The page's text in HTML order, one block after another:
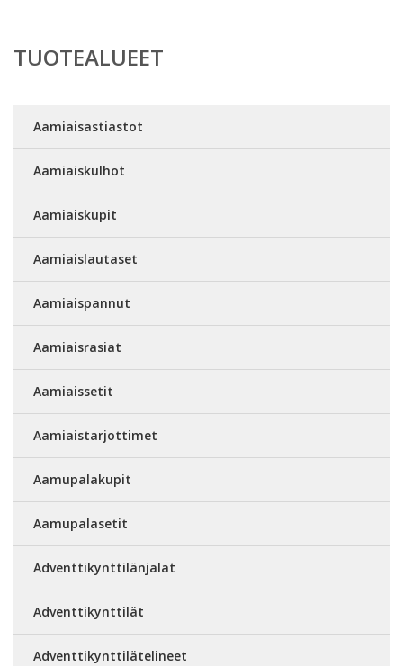
TUOTEALUEET
Aamiaisastiastot
Aamiaiskulhot
Aamiaiskupit
Aamiaislautaset
Aamiaispannut
Aamiaisrasiat
Aamiaissetit
Aamiaistarjottimet
Aamupalakupit
Aamupalasetit
Adventtikynttilänjalat
Adventtikynttilät
Adventtikynttilätelineet